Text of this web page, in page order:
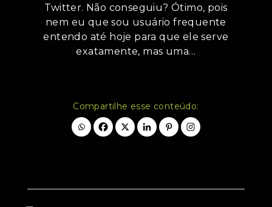
Twitter. Não conseguiu? Ótimo, pois
nem eu que sou usuário frequente
entendo até hoje para que ele serve
exatamente, mas uma…
Compartilhe esse conteúdo: